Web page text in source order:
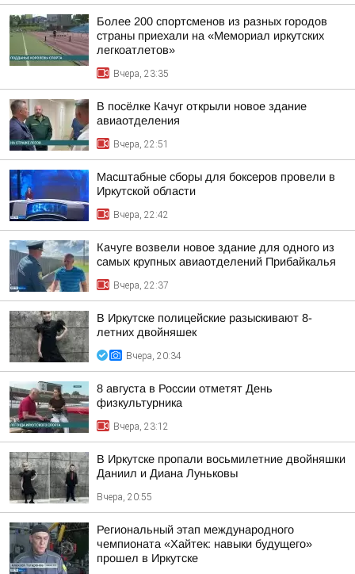
Более 200 спортсменов из разных городов
страны приехали на «Мемориал иркутских
легкоатлетов»
Вчера, 23:35
В посёлке Качуг открыли новое здание
авиаотделения
Вчера, 22:51
Масштабные сборы для боксеров провели в
Иркутской области
Вчера, 22:42
Качуге возвели новое здание для одного из
самых крупных авиаотделений Прибайкалья
Вчера, 22:37
В Иркутске полицейские разыскивают 8-
летних двойняшек
Вчера, 20:34
8 августа в России отметят День
физкультурника
Вчера, 23:12
В Иркутске пропали восьмилетние двойняшки
Даниил и Диана Луньковы
Вчера, 20:55
Региональный этап международного
чемпионата «Хайтек: навыки будущего»
прошел в Иркутске